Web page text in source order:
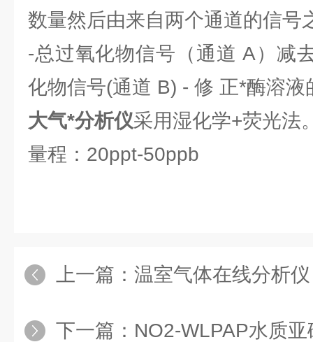
数量然后由来自两个通道的信号
-总过氧化物信号（通道 A）减
化物信号(通道 B) - 修 正*酶溶液
大气*分析仪采用湿化学+荧光法
量程：20ppt-50ppb
上一篇： 温室气体在线分析仪
下一篇： NO2-WLPAP水质